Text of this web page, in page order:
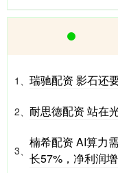
1、 瑞驰配资 影石还
2、 耐思徳配资 站在
3、
楠希配资 AI算力
长57%，净利润